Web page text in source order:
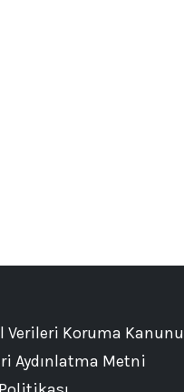
Verileri Koruma Kanunu
Aydınlatma Metni